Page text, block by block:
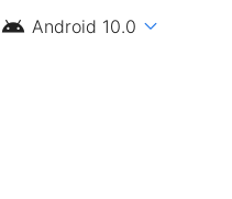
android Android 10.0 expand_more